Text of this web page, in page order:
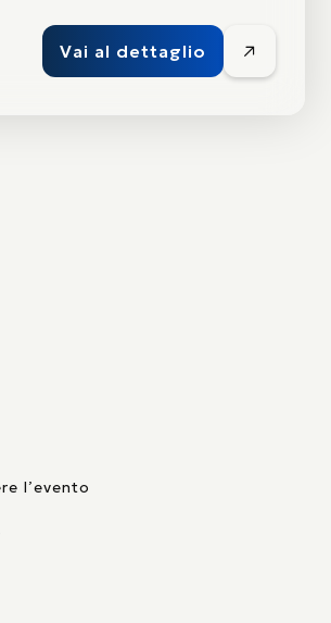
Vai al dettaglio
l’evento